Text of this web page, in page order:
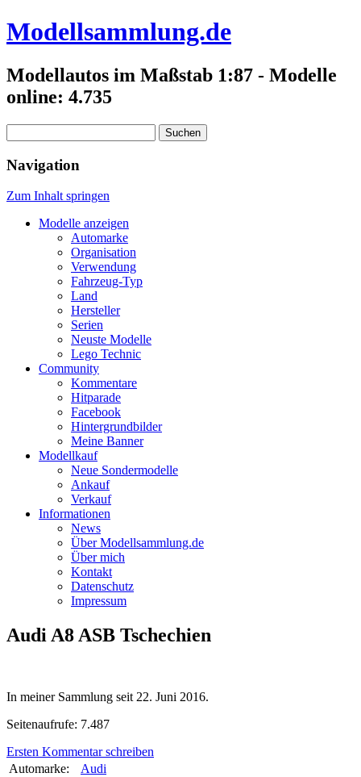
Modellsammlung.de
Modellautos im Maßstab 1:87 - Modelle
online: 4.735
nach:
Navigation
Zum Inhalt springen
Modelle anzeigen
Automarke
Organisation
Verwendung
Fahrzeug-Typ
Land
Hersteller
Serien
Neuste Modelle
Lego Technic
Community
Kommentare
Hitparade
Facebook
Hintergrundbilder
Meine Banner
Modellkauf
Neue Sondermodelle
Ankauf
Verkauf
Informationen
News
Über Modellsammlung.de
Über mich
Kontakt
Datenschutz
Impressum
Audi A8 ASB Tschechien
In meiner Sammlung seit 22. Juni 2016.
Seitenaufrufe: 7.487
Ersten Kommentar schreiben
Automarke:
Audi